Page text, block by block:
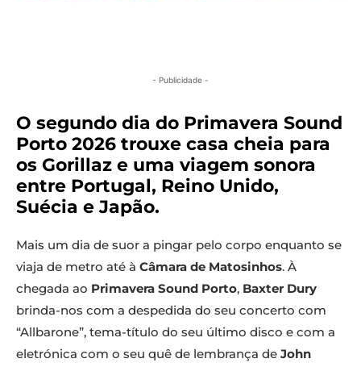
- Publicidade -
O segundo dia do Primavera Sound
Porto 2026 trouxe casa cheia para
os Gorillaz e uma viagem sonora
entre Portugal, Reino Unido,
Suécia e Japão.
Mais um dia de suor a pingar pelo corpo enquanto se
viaja de metro até à Câmara de Matosinhos. À
chegada ao Primavera Sound Porto, Baxter Dury
brinda-nos com a despedida do seu concerto com
“Allbarone”, tema-título do seu último disco e com a
eletrónica com o seu quê de lembrança de John